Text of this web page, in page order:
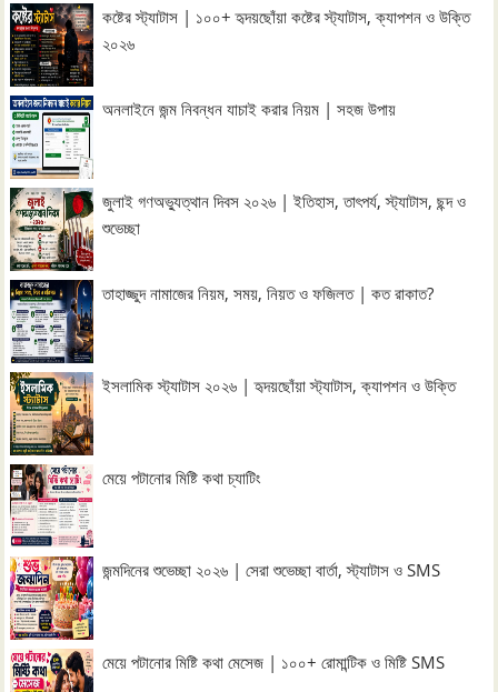
কষ্টের স্ট্যাটাস | ১০০+ হৃদয়ছোঁয়া কষ্টের স্ট্যাটাস, ক্যাপশন ও উক্তি
২০২৬
অনলাইনে জন্ম নিবন্ধন যাচাই করার নিয়ম | সহজ উপায়
জুলাই গণঅভ্যুত্থান দিবস ২০২৬ | ইতিহাস, তাৎপর্য, স্ট্যাটাস, ছন্দ ও
শুভেচ্ছা
তাহাজ্জুদ নামাজের নিয়ম, সময়, নিয়ত ও ফজিলত | কত রাকাত?
ইসলামিক স্ট্যাটাস ২০২৬ | হৃদয়ছোঁয়া স্ট্যাটাস, ক্যাপশন ও উক্তি
মেয়ে পটানোর মিষ্টি কথা চ্যাটিং
জন্মদিনের শুভেচ্ছা ২০২৬ | সেরা শুভেচ্ছা বার্তা, স্ট্যাটাস ও SMS
মেয়ে পটানোর মিষ্টি কথা মেসেজ | ১০০+ রোমান্টিক ও মিষ্টি SMS